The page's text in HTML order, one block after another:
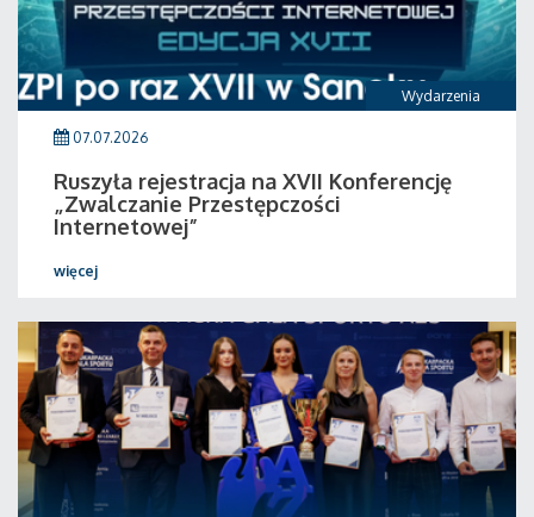
Wydarzenia
07.07.2026
Ruszyła rejestracja na XVII Konferencję
„Zwalczanie Przestępczości
Internetowej”
więcej